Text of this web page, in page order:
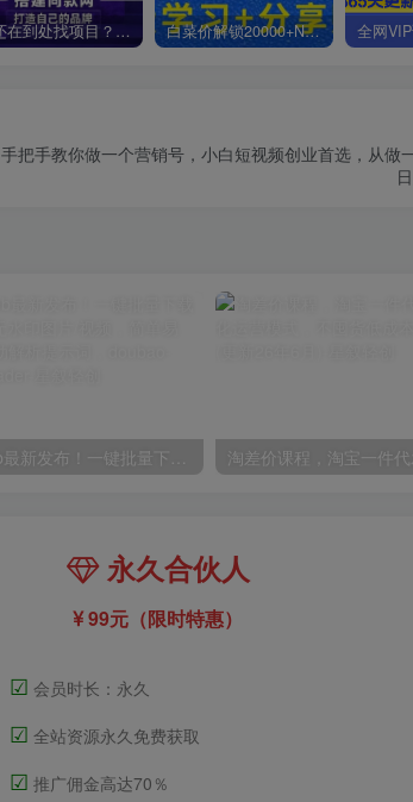
你还在到处找项目？还在当韭菜？我靠卖项目一个月收入5万+，曾经我也是个失败者。 白菜价解锁20000+N个赚钱机会，加入星叙轻创会员，全站资源免费学习。
手把手教你做一个营销号，小白短视频创业首选，从做
Github最新发布！一键批量下载豆包AI无水印图片/视频，简单易用，自动解析提示词，doubao-downloader
永久合伙人
99元（限时特惠）
☑ 会员时长：永久
☑ 全站资源永久免费获取
☑ 推广佣金高达70％